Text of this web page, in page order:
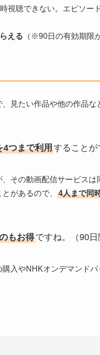
視聴できない。エピソー
える （※90日の有効期限
、見たい作品や他の作品な
4つまで利用することが
その動画配信サービスは
があるので、
4人まで同
もお得ですね。（90日
入やNHKオンデマンド